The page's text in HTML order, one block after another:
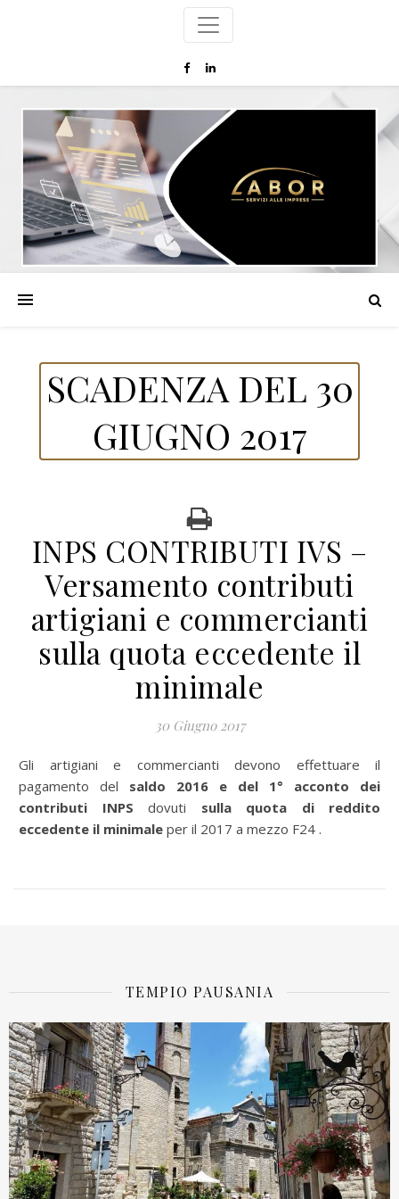
SCADENZA DEL 30
GIUGNO 2017
INPS CONTRIBUTI IVS –
Versamento contributi
artigiani e commercianti
sulla quota eccedente il
minimale
30 Giugno 2017
Gli artigiani e commercianti devono effettuare il
pagamento del saldo 2016 e del 1° acconto dei
contributi INPS dovuti sulla quota di reddito
eccedente il minimale per il 2017 a mezzo F24 .
TEMPIO PAUSANIA